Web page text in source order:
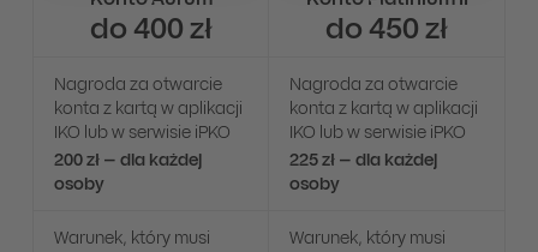
do 400 zł do 450 zł
Nagroda za otwarcie
konta z kartą w aplikacji
IKO lub w serwisie iPKO
200 zł – dla każdej
osoby
Nagroda za otwarcie
konta z kartą w aplikacji
IKO lub w serwisie iPKO
225 zł – dla każdej
osoby
Warunek, który musi
Warunek, który musi